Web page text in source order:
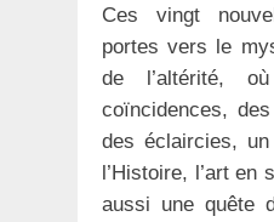
Ces vingt
portes vers le
de l’altérité,
coïncidences,
des éclaircies,
l’Histoire, l’art en
aussi une quête